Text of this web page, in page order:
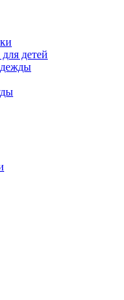
детей